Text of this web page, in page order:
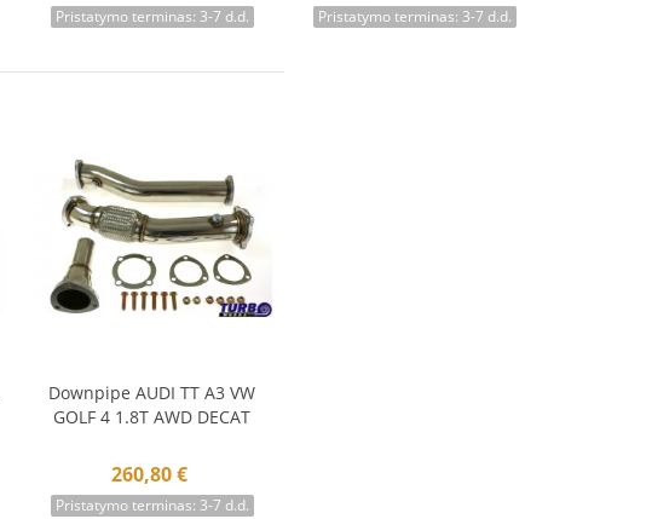
Pristatymo terminas: 3-7 d.d. Pristatymo terminas: 3-7 d.d.
Į krepšelį
Downpipe AUDI TT A3 VW
GOLF 4 1.8T AWD DECAT
260,80 €
Pristatymo terminas: 3-7 d.d.